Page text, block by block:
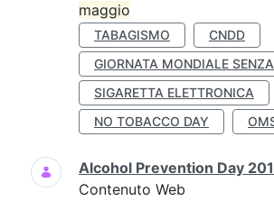
maggio
TABAGISMO
CNDD
GIORNATA MONDIALE
SIGARETTA ELETTRONICA
NO TOBACCO DAY
Alcohol Prevention Day
Contenuto Web